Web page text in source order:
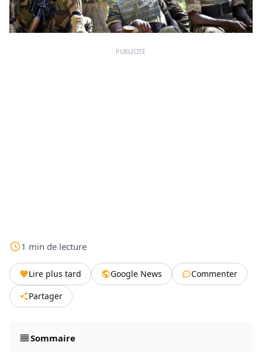
PUBLICITÉ
1 min de lecture
Lire plus tard Google News
Commenter
Partager
Sommaire